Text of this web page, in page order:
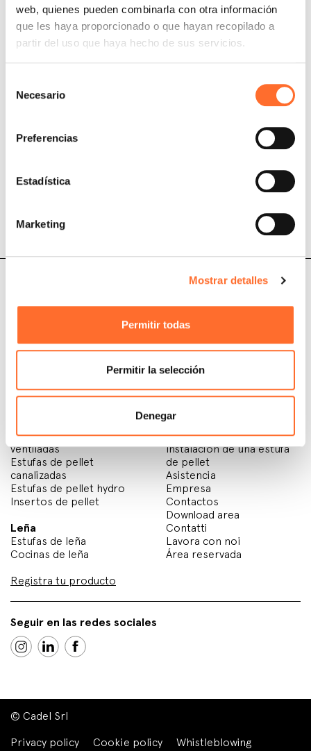
web, quienes pueden combinarla con otra información
que les haya proporcionado o que hayan recopilado a
partir del uso que haya hecho de sus servicios.
Necesario
Preferencias
Estadística
Marketing
Mostrar detalles
Permitir todas
Permitir la selección
Denegar
Ya soy cliente de Cadel y tengo
Via Martiri della Libertà,
74
31025 S. Lucia di Piave
P.IVA 03202180265
Estufas de pellet
ventiladas
Estufas de pellet
canalizadas
Estufas de pellet hydro
Insertos de pellet
Leña
Estufas de leña
Cocinas de leña
Registra tu producto
Puntos de venta
Preguntas frecuentes
Instalación de una estufa
de pellet
Asistencia
Empresa
Contactos
Download area
Contatti
Lavora con noi
Área reservada
Seguir en las redes sociales
© Cadel Srl
Privacy policy
Cookie policy Whistleblowing